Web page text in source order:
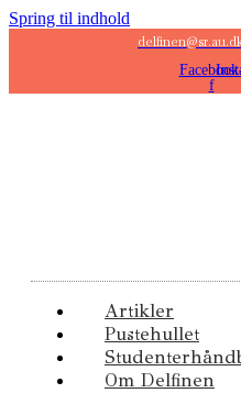
Spring til indhold
f
Artikler
Pustehullet
Om Delfinen